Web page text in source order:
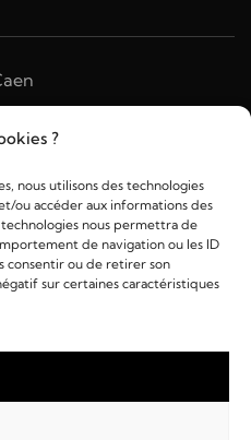
?
nous utilisons des technologies
ou accéder aux informations des
nous permettra de
de navigation ou les ID
consentir ou de retirer son
sur certaines caractéristiques